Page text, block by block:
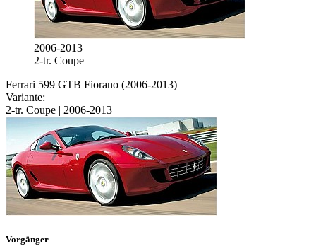
2006-2013
2-tr. Coupe
Ferrari 599 GTB Fiorano (2006-2013)
Variante:
2-tr. Coupe | 2006-2013
Vorgänger